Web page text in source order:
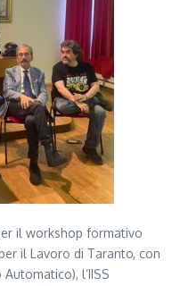
il workshop formativo
il Lavoro di Taranto, con
l’IISS